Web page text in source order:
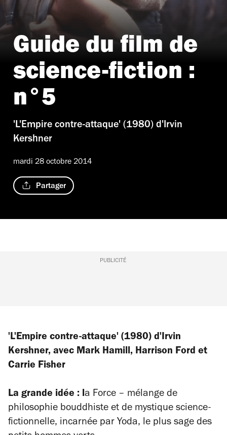
Guide du film de
science-fiction :
n°5
'L'Empire contre-attaque' (1980) d'Irvin
Kershner
mardi 28 octobre 2014
Partager
PUBLICITÉ
'L'Empire contre-attaque' (1980) d'Irvin
Kershner, avec Mark Hamill, Harrison Ford et
Carrie Fisher
La grande idée : la Force – mélange de
philosophie bouddhiste et de mystique science-
fictionnelle, incarnée par Yoda, le plus sage des